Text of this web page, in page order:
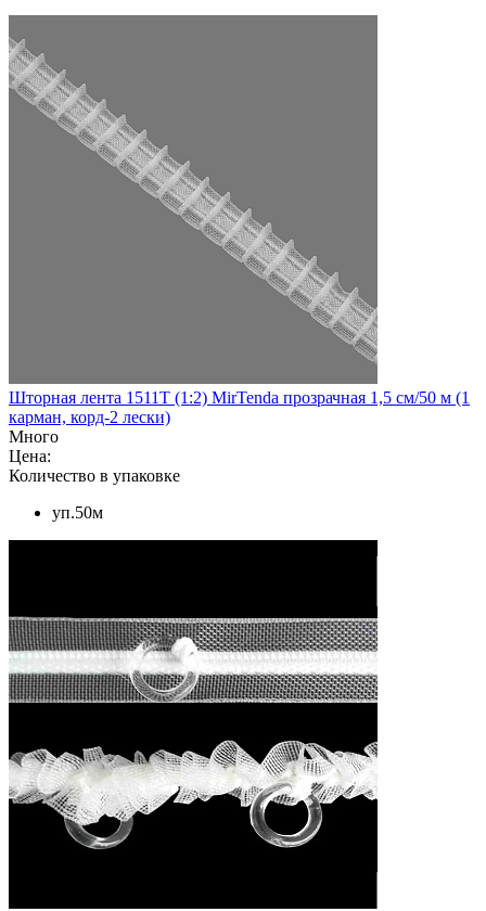
Шторная лента 1511Т (1:2) MirTenda прозрачная 1,5 см/50 м (1
карман, корд-2 лески)
Много
Цена:
Количество в упаковке
уп.50м